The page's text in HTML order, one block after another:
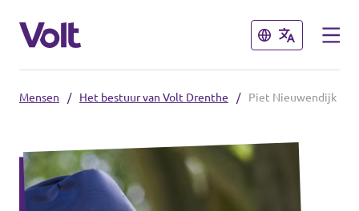
Sluiten
Sluiten
Standpunten
Mensen / Het bestuur van Volt Drenthe / Piet Nieuwendijk